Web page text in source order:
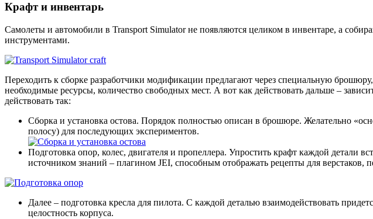
Крафт и инвентарь
Самолеты и автомобили в Transport Simulator не появляются целиком в инвентаре, а
инструментами.
Переходить к сборке разработчики модификации предлагают через специальную
необходимые ресурсы, количество свободных мест. А вот как действовать дальше –
действовать так:
Сборка и установка остова. Порядок полностью описан в брошюре. Желательно
полосу) для последующих экспериментов.
Подготовка опор, колес, двигателя и пропеллера. Упростить крафт каждой
источником знаний – плагином JEI, способным отображать рецепты для верстаков,
Далее – подготовка кресла для пилота. С каждой деталью взаимодействовать
целостность корпуса.